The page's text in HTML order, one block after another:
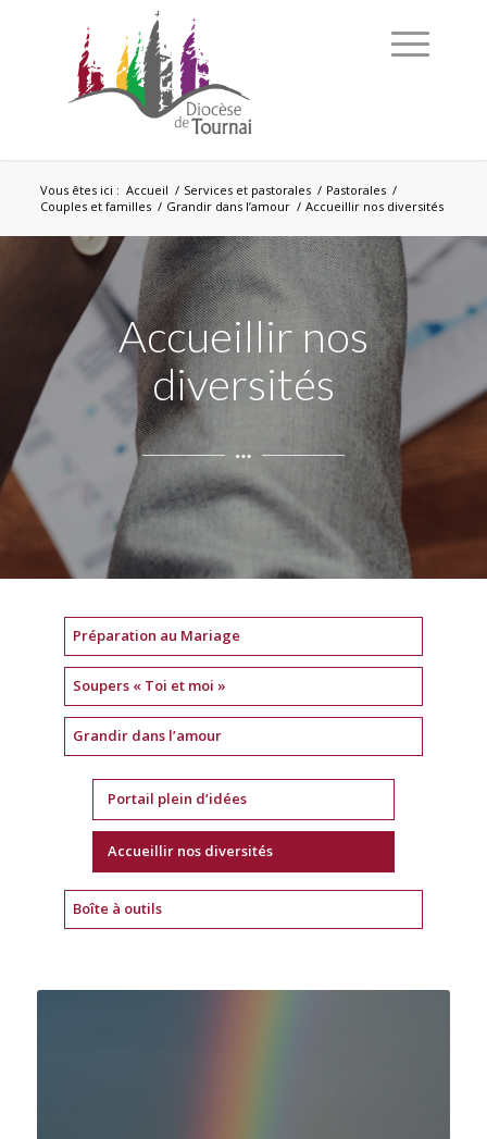
Vous êtes ici : Accueil / Services et pastorales / Pastorales /
Couples et familles / Grandir dans l’amour / Accueillir nos diversités
Accueillir nos
diversités
Préparation au Mariage
Soupers « Toi et moi »
Grandir dans l’amour
Portail plein d’idées
Accueillir nos diversités
Boîte à outils